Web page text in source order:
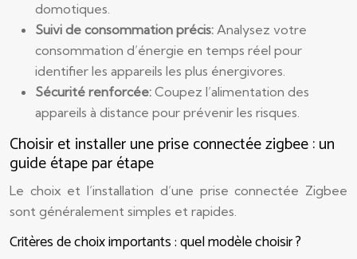
domotiques.
Suivi de consommation précis: Analysez votre
consommation d’énergie en temps réel pour
identifier les appareils les plus énergivores.
Sécurité renforcée: Coupez l’alimentation des
appareils à distance pour prévenir les risques.
Choisir et installer une prise connectée zigbee : un
guide étape par étape
Le choix et l’installation d’une prise connectée Zigbee
sont généralement simples et rapides.
Critères de choix importants : quel modèle choisir ?